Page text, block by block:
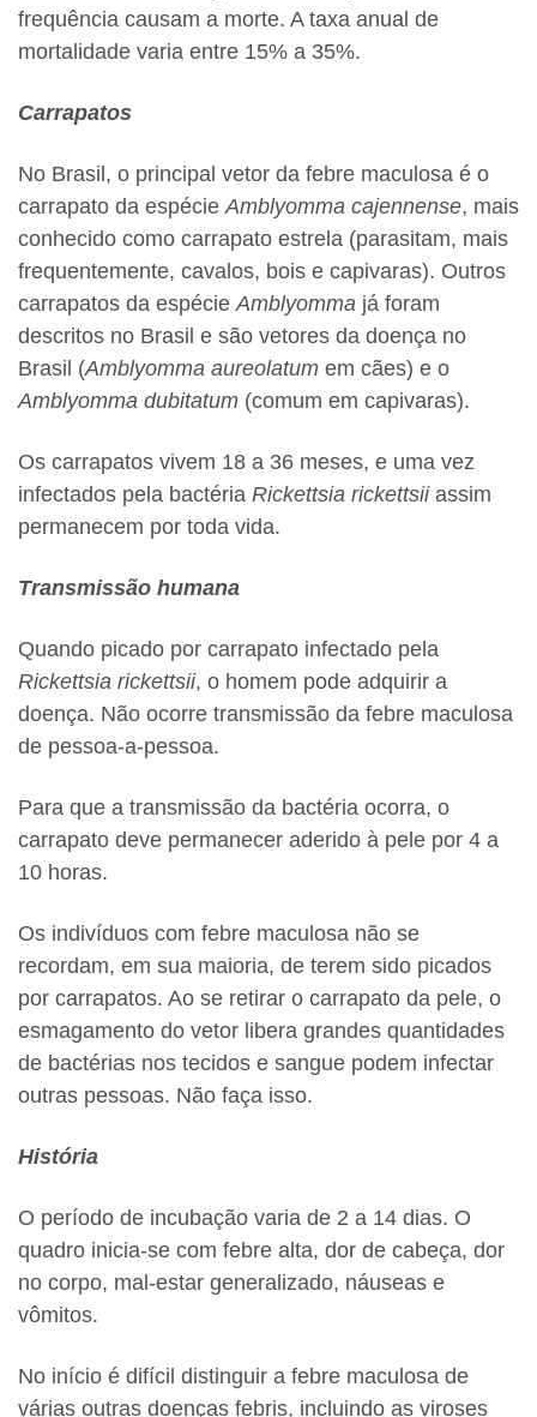
frequência causam a morte. A taxa anual de
mortalidade varia entre 15% a 35%.
Carrapatos
No Brasil, o principal vetor da febre maculosa é o
carrapato da espécieAmblyomma cajennense, mais
conhecido como carrapato estrela (parasitam, mais
frequentemente, cavalos, bois e capivaras). Outros
carrapatos da espécieAmblyomma já foram
descritos no Brasil e são vetores da doença no
Brasil (Amblyomma aureolatum em cães) e o
Amblyomma dubitatum (comum em capivaras).
Os carrapatos vivem 18 a 36 meses, e uma vez
infectados pela bactéria Rickettsia rickettsiiassim
permanecem por toda vida.
Transmissão humana
Quando picado por carrapato infectado pela
Rickettsia rickettsii, o homem pode adquirir a
doença. Não ocorre transmissão da febre maculosa
de pessoa-a-pessoa.
Para que a transmissão da bactéria ocorra, o
carrapato deve permanecer aderido à pele por 4 a
10 horas.
Os indivíduos com febre maculosa não se
recordam, em sua maioria, de terem sido picados
por carrapatos. Ao se retirar o carrapato da pele, o
esmagamento do vetor libera grandes quantidades
de bactérias nos tecidos e sangue podem infectar
outras pessoas. Não faça isso.
História
O período de incubação varia de 2 a 14 dias. O
quadro inicia-se com febre alta, dor de cabeça, dor
no corpo, mal-estar generalizado, náuseas e
vômitos.
No início é difícil distinguir a febre maculosa de
várias outras doenças febris, incluindo as viroses